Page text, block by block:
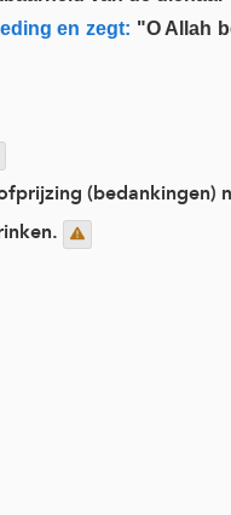
en zegt: "O Allah
(bedankingen)